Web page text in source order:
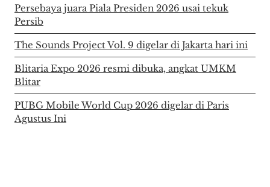
Persebaya juara Piala Presiden 2026 usai tekuk
Persib
The Sounds Project Vol. 9 digelar di Jakarta hari ini
Blitaria Expo 2026 resmi dibuka, angkat UMKM
Blitar
PUBG Mobile World Cup 2026 digelar di Paris
Agustus Ini